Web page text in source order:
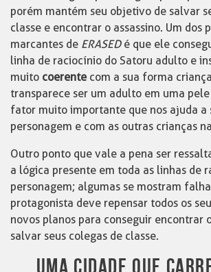
porém mantém seu objetivo de salvar
classe e encontrar o assassino. Um dos
marcantes de ERASEDé que ele
linha de raciocínio do Satoru adulto e
muito coerentecom a sua forma
transparece ser um adulto em uma
fator muito importante que nos ajuda a
personagem e com as outras crianças
Outro ponto que vale a pena ser
a lógica presente em toda as linhas de
personagem; algumas se mostram
protagonista deve repensar todos os
novos planos para conseguir encontrar
salvar seus colegas de classe.